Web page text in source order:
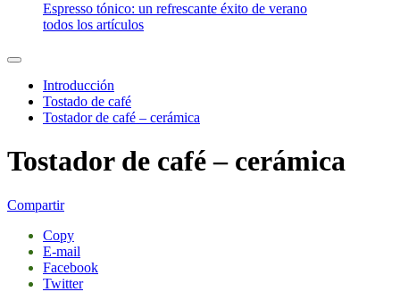
Espresso tónico: un refrescante éxito de verano
todos los artículos
Introducción
Tostado de café
Tostador de café – cerámica
Tostador de café – cerámica
Compartir
Copy
E-mail
Facebook
Twitter